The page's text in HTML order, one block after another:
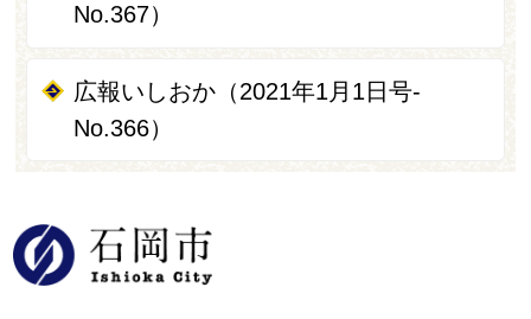
No.367）
広報いしおか（2021年1月1日号-
No.366）